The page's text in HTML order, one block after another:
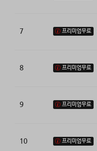
7 프리미엄무료
8 프리미엄무료
9 프리미엄무료
10 프리미엄무료